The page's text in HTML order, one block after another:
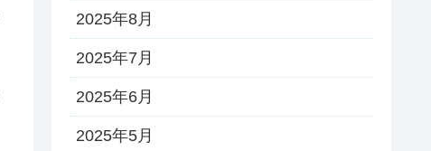
2025年8月
2025年7月
2025年6月
2025年5月